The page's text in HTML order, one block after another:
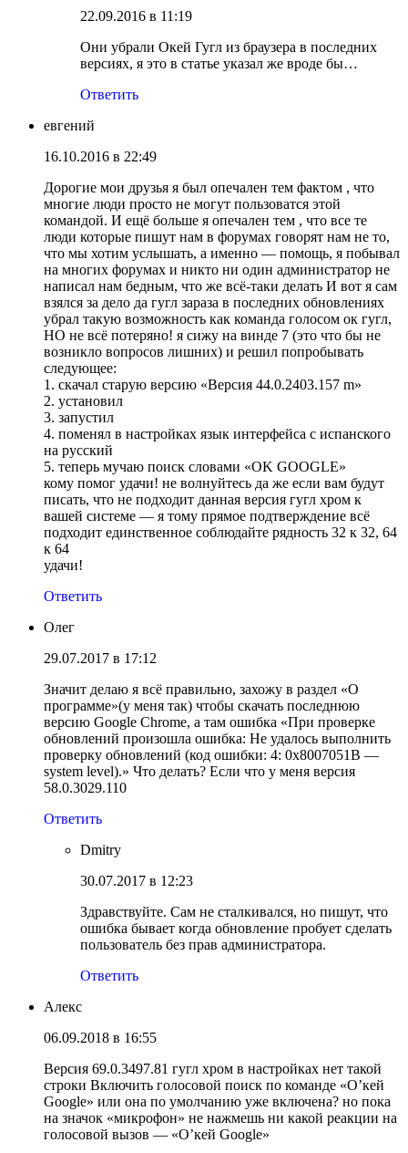
22.09.2016 в 11:19
Они убрали Окей Гугл из браузера в последних
версиях, я это в статье указал же вроде бы…
Ответить
евгений
16.10.2016 в 22:49
Дорогие мои друзья я был опечален тем фактом , что
многие люди просто не могут пользоватся этой
командой. И ещё больше я опечален тем , что все те
люди которые пишут нам в форумах говорят нам не то,
что мы хотим услышать, а именно — помощь, я побывал
на многих форумах и никто ни один администратор не
написал нам бедным, что же всё-таки делать И вот я сам
взялся за дело да гугл зараза в последних обновлениях
убрал такую возможность как команда голосом ок гугл,
НО не всё потеряно! я сижу на винде 7 (это что бы не
возникло вопросов лишних) и решил попробывать
следующее:
1. скачал старую версию «Версия 44.0.2403.157 m»
2. установил
3. запустил
4. поменял в настройках язык интерфейса с испанского
на русский
5. теперь мучаю поиск словами «OK GOOGLE»
кому помог удачи! не волнуйтесь да же если вам будут
писать, что не подходит данная версия гугл хром к
вашей системе — я тому прямое подтверждение всё
подходит единственное соблюдайте рядность 32 к 32, 64
к 64
удачи!
Ответить
Олег
29.07.2017 в 17:12
Значит делаю я всё правильно, захожу в раздел «О
программе»(у меня так) чтобы скачать последнюю
версию Google Chrome, а там ошибка «При проверке
обновлений произошла ошибка: Не удалось выполнить
проверку обновлений (код ошибки: 4: 0x8007051B —
system level).» Что делать? Если что у меня версия
58.0.3029.110
Ответить
Dmitry
30.07.2017 в 12:23
Здравствуйте. Сам не сталкивался, но пишут, что
ошибка бывает когда обновление пробует сделать
пользователь без прав администратора.
Ответить
Алекс
06.09.2018 в 16:55
Версия 69.0.3497.81 гугл хром в настройках нет такой
строки Включить голосовой поиск по команде «О’кей
Google» или она по умолчанию уже включена? но пока
на значок «микрофон» не нажмешь ни какой реакции на
голосовой вызов — «О’кей Google»